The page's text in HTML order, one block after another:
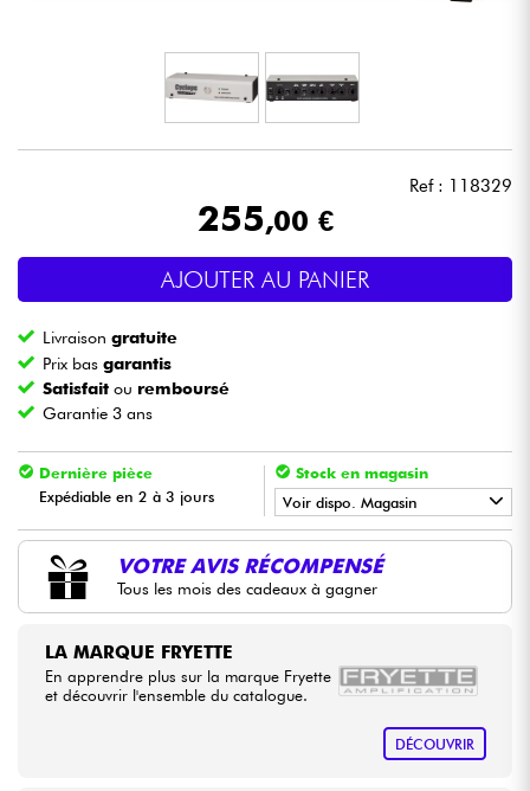
Batteries & Percu
Vents
Violons & Quatuor
Eveil Musical
Câbles & Access.
HiFi
Packs
Ref : 118329
255,00 €
AJOUTER AU PANIER
Livraisongratuite
Prix basgarantis
Satisfait ou remboursé
Garantie 3 ans
Dernière pièce
Expédiable en 2 à 3 jours
Stock en magasin
Voir dispo. Magasin
•
VOTRE AVIS RÉCOMPENSÉ
Tous les mois des cadeaux à gagner
LA MARQUE FRYETTE
En apprendre plus sur la marque Fryette
et découvrir l'ensemble du catalogue.
DÉCOUVRIR